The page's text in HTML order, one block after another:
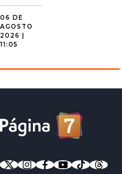
06 DE
AGOSTO
2026 |
11:05